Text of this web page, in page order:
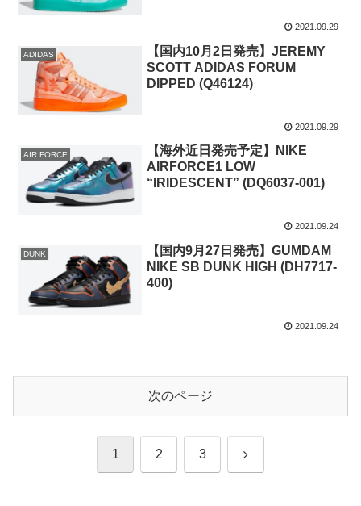
2021.09.29
ADIDAS
【国内10月2日発売】JEREMY
SCOTT ADIDAS FORUM
DIPPED (Q46124)
2021.09.29
AIR FORCE
【海外近日発売予定】NIKE
AIRFORCE1 LOW
“IRIDESCENT” (DQ6037-001)
2021.09.24
DUNK
【国内9月27日発売】GUMDAM
NIKE SB DUNK HIGH (DH7717-
400)
2021.09.24
次のページ
1 2 3 次